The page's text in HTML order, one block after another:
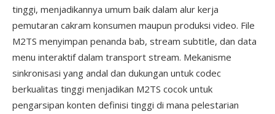
tinggi, menjadikannya umum baik dalam alur kerja
pemutaran cakram konsumen maupun produksi video. File
M2TS menyimpan penanda bab, stream subtitle, dan data
menu interaktif dalam transport stream. Mekanisme
sinkronisasi yang andal dan dukungan untuk codec
berkualitas tinggi menjadikan M2TS cocok untuk
pengarsipan konten definisi tinggi di mana pelestarian